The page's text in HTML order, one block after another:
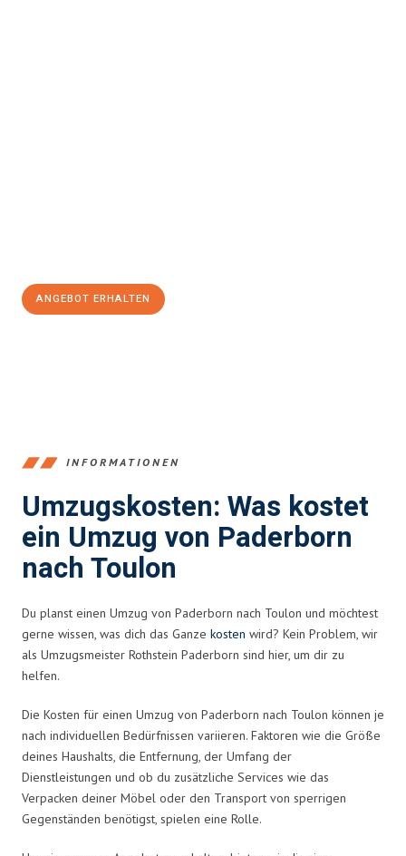
ANGEBOT ERHALTEN
INFORMATIONEN
Umzugskosten: Was kostet
ein Umzug von Paderborn
nach Toulon
Du planst einen Umzug von Paderborn nach Toulon und möchtest
gerne wissen, was dich das Ganze kosten wird? Kein Problem, wir
als Umzugsmeister Rothstein Paderborn sind hier, um dir zu
helfen.
Die Kosten für einen Umzug von Paderborn nach Toulon können je
nach individuellen Bedürfnissen variieren. Faktoren wie die Größe
deines Haushalts, die Entfernung, der Umfang der
Dienstleistungen und ob du zusätzliche Services wie das
Verpacken deiner Möbel oder den Transport von sperrigen
Gegenständen benötigst, spielen eine Rolle.